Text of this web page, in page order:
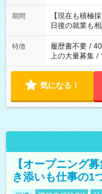
い」 「余裕を
たくない」 など、
の方へ 今ご覧
の勤務時間。
期間
【現在も積極
日後の就業も
特徴 履歴書不要 /
上の大量募集 /
気になる！
【オープニング
き添いも仕事の1